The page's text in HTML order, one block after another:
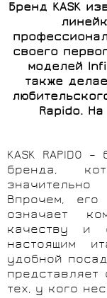
Бренд KASK
своего
моделей
также
Rapido.
KASK RAPIDO
бренда,
Впрочем,
означает
качеству и
настоящим
удобной
тех, у кого